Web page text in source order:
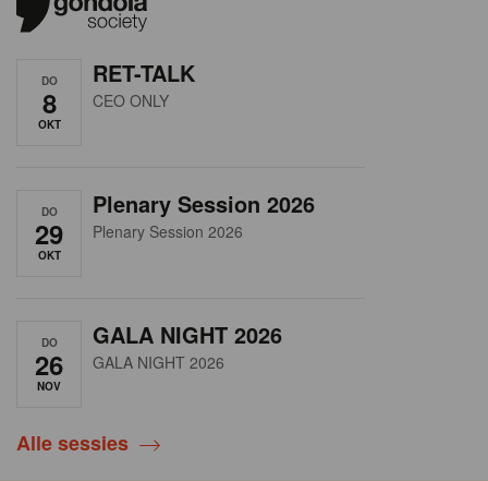
DO
8
OKT
RET-TALK
CEO ONLY
DO
29
OKT
Plenary Session 2026
Plenary Session 2026
DO
26
NOV
GALA NIGHT 2026
GALA NIGHT 2026
Alle sessies